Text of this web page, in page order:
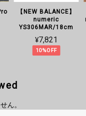
【NEW BALANCE】
numeric
YS306MAR/18cm
¥7,821
10%OFF
ん。